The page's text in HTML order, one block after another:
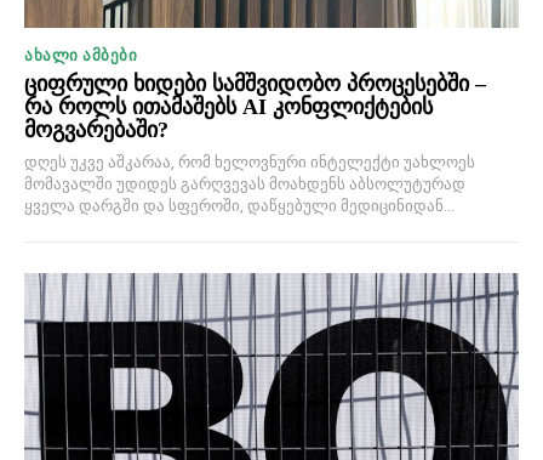
ᲐᲮᲐᲚᲘ ᲐᲛᲑᲔᲑᲘ
ციფრული ხიდები სამშვიდობო პროცესებში –
რა როლს ითამაშებს AI კონფლიქტების
მოგვარებაში?
დღეს უკვე აშკარაა, რომ ხელოვნური ინტელექტი უახლოეს
მომავალში უდიდეს გარღვევას მოახდენს აბსოლუტურად
ყველა დარგში და სფეროში, დაწყებული მედიცინიდან...